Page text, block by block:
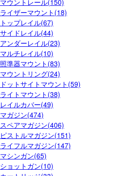
マウントレール(150)
ライザーマウント(18)
トップレイル(67)
サイドレイル(44)
アンダーレイル(23)
マルチレイル(10)
照準器マウント(83)
マウントリング(24)
ドットサイトマウント(59)
ライトマウント(38)
レイルカバー(49)
マガジン(474)
スペアマガジン(406)
ピストルマガジン(151)
ライフルマガジン(147)
マシンガン(65)
ショットガン(10)